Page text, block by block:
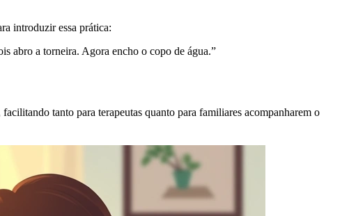
introduzir essa prática:
abro a torneira. Agora encho o copo de água.”
tanto para terapeutas quanto para familiares acompanharem o